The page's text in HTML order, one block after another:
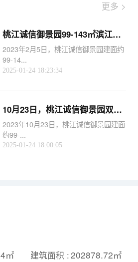
更多 >
桃江诚信御景园99-143㎡滨江准现房限时3488元/平米起！
2023年2月5日，桃江诚信御景园建面约
99-14...
2025-01-24 18:23:34
10月23日，桃江诚信御景园双节钜惠7重好礼！
2023年10月23日，桃江诚信御景园建面
约99-...
2025-01-24 18:00:05
㎡ 建筑面积 :202878.72㎡